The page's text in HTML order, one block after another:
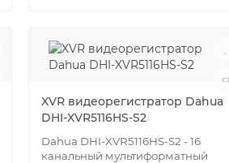
XVR видеорегистратор Dahua
DHI-XVR5116HS-S2
Dahua DHI-XVR5116HS-S2 - 16
канальный мультиформатный